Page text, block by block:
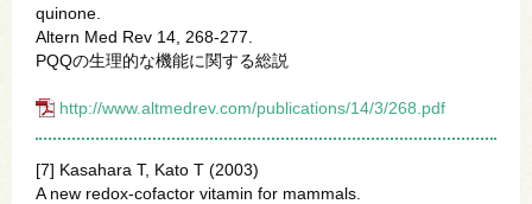
quinone.
Altern Med Rev 14, 268-277.
PQQの生理的な機能に関する総説
http://www.altmedrev.com/publications/14/3/268.pdf
[7] Kasahara T, Kato T (2003)
A new redox-cofactor vitamin for mammals.